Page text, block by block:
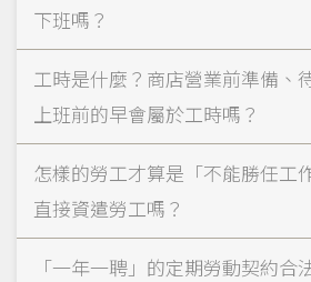
下班嗎？
工時是什麼？商店營業前準備、
上班前的早會屬於工時嗎？
怎樣的勞工才算是「不能勝任工
直接資遣勞工嗎？
「一年一聘」的定期勞動契約合